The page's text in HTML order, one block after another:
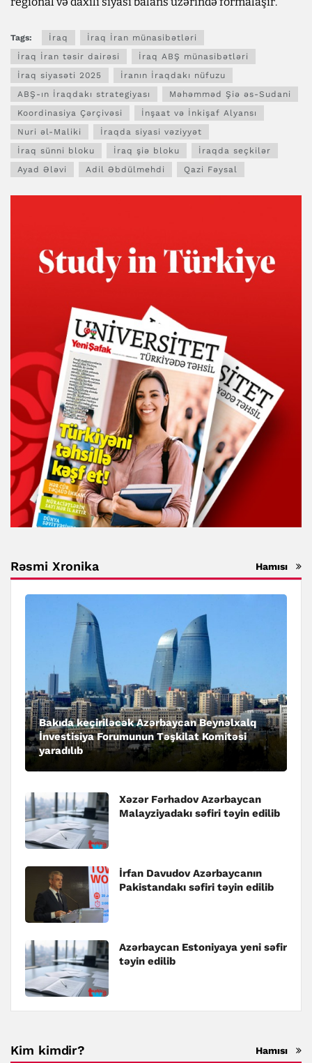
Tags: İraq
İraq İran münasibətləri
İraq İran təsir dairəsi
İraq ABŞ münasibətləri
İraq siyasəti 2025
İranın İraqdakı nüfuzu
ABŞ-ın İraqdakı strategiyası
Məhəmməd Şiə əs-Sudani
Koordinasiya Çərçivəsi
İnşaat və İnkişaf Alyansı
Nuri əl-Maliki
İraqda siyasi vəziyyət
İraq sünni bloku
İraq şiə bloku
İraqda seçkilər
Ayad Ələvi
Adil Əbdülmehdi Qazi Fəysal
Rəsmi Xronika Hamısı
Bakıda keçiriləcək Azərbaycan Beynəlxalq
İnvestisiya Forumunun Təşkilat Komitəsi
yaradılıb
Xəzər Fərhadov Azərbaycan
Malayziyadakı səfiri təyin edilib
İrfan Davudov Azərbaycanın
Pakistandakı səfiri təyin edilib
Azərbaycan Estoniyaya yeni səfir
təyin edilib
Kim kimdir? Hamısı